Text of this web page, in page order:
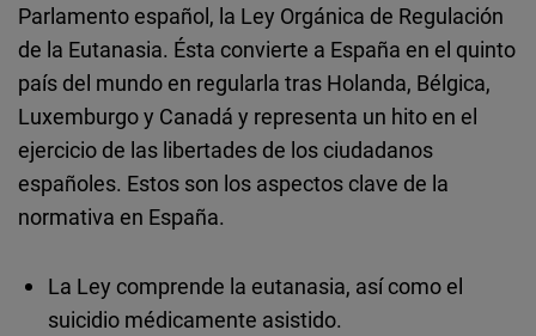
Parlamento español, la Ley Orgánica de Regulación
de la Eutanasia. Ésta convierte a España en el quinto
país del mundo en regularla tras Holanda, Bélgica,
Luxemburgo y Canadá y representa un hito en el
ejercicio de las libertades de los ciudadanos
españoles. Estos son los aspectos clave de la
normativa en España.
La Ley comprende la eutanasia, así como el
suicidio médicamente asistido.
Cloudinary
Flickr
Embed
Newsletter2go
Podigee